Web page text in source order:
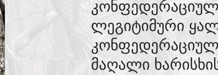
ლეგიტიმური
მაღალი